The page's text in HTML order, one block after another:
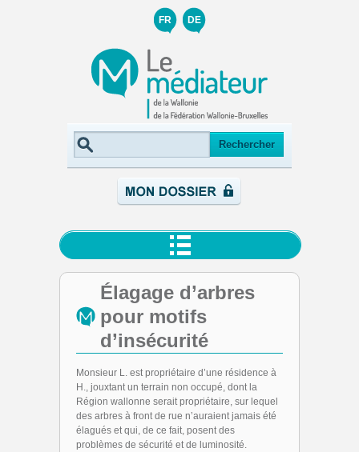
FR DE
Élagage d’arbres
pour motifs
d’insécurité
Monsieur L. est propriétaire d’une résidence à
H., jouxtant un terrain non occupé, dont la
Région wallonne serait propriétaire, sur lequel
des arbres à front de rue n’auraient jamais été
élagués et qui, de ce fait, posent des
problèmes de sécurité et de luminosité.